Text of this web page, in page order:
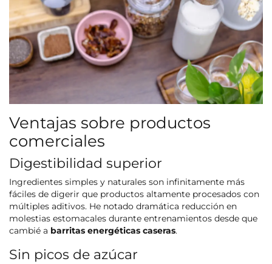
Ventajas sobre productos
comerciales
Digestibilidad superior
Ingredientes simples y naturales son infinitamente más
fáciles de digerir que productos altamente procesados con
múltiples aditivos. He notado dramática reducción en
molestias estomacales durante entrenamientos desde que
cambié a barritas energéticas caseras.
Sin picos de azúcar